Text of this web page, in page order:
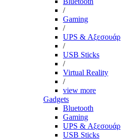
/
Gaming
/
UPS & Αξεσουάρ
/
USB Sticks
/
Virtual Reality
/
view more
Gadgets
Bluetooth
Gaming
UPS & Αξεσουάρ
USB Sticks